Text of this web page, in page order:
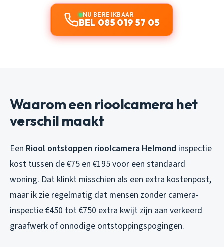
NU BEREIKBAAR
BEL 085 019 57 05
Waarom een rioolcamera het
verschil maakt
Een Riool ontstoppen rioolcamera Helmond inspectie
kost tussen de €75 en €195 voor een standaard
woning. Dat klinkt misschien als een extra kostenpost,
maar ik zie regelmatig dat mensen zonder camera-
inspectie €450 tot €750 extra kwijt zijn aan verkeerd
graafwerk of onnodige ontstoppingspogingen.